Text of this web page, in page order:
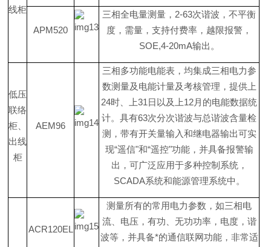
线柜
APM520
三相全电量测量 ， 2-63次谐波，不平衡
度，需量，支持付费率，越限报警 ，
SOE,4-20mA输出。
低压
联络
柜、
出线
柜
AEM96
三相多功能电能表，均集成三相电力参
数测量及电能计量及考核管理，提供上
24时、 上31 日以及 上12月的电能数据统
计。具有63次分次谐波与总谐波含量检
测，带有开关量输入和继电器输出可实
现“遥信"和“遥控"功能，并具备报警输
出，可广泛应用于多种控制系统，
SCADA系统和能源管理系统中。
ACR120EL
测量所有的常用电力参数，如三相电
流、电压，有功、无功功率，电度，谐
波等，并具备*的通信联网功能，非常适